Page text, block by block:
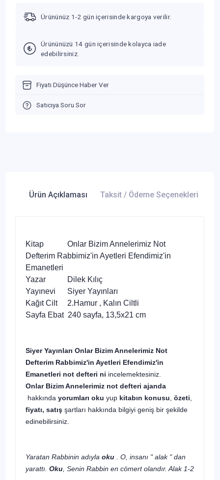
Ürününüz 1-2 gün içerisinde kargoya verilir.
Ürününüzü 14 gün içerisinde kolayca iade
edebilirsiniz.
Fiyatı Düşünce Haber Ver
Satıcıya Soru Sor
Ürün Açıklaması Taksit / Ödeme Seçenekleri
Kitap Onlar Bizim Annelerimiz Not
Defterim Rabbimiz'in Ayetleri Efendimiz'in
Emanetleri
Yazar Dilek Kılıç
Yayınevi Siyer Yayınları
Kağıt Cilt 2.Hamur , Kalın Ciltli
Sayfa Ebat 240 sayfa, 13,5x21 cm
Siyer Yayınları Onlar Bizim Annelerimiz Not
Defterim Rabbimiz'in Ayetleri Efendimiz'in
Emanetleri not defteri ni incelemektesiniz.
Onlar Bizim Annelerimiz not defteri ajanda
hakkında yorumları oku yup kitabın konusu özeti
fiyatı, satış şartları hakkında bilgiyi geniş bir şekilde
edinebilirsiniz.
Yaratan Rabbinin adıyla oku . O, insanı " alak " dan
yarattı. Oku , Senin Rabbin en cömert olandır. Alak 1-2